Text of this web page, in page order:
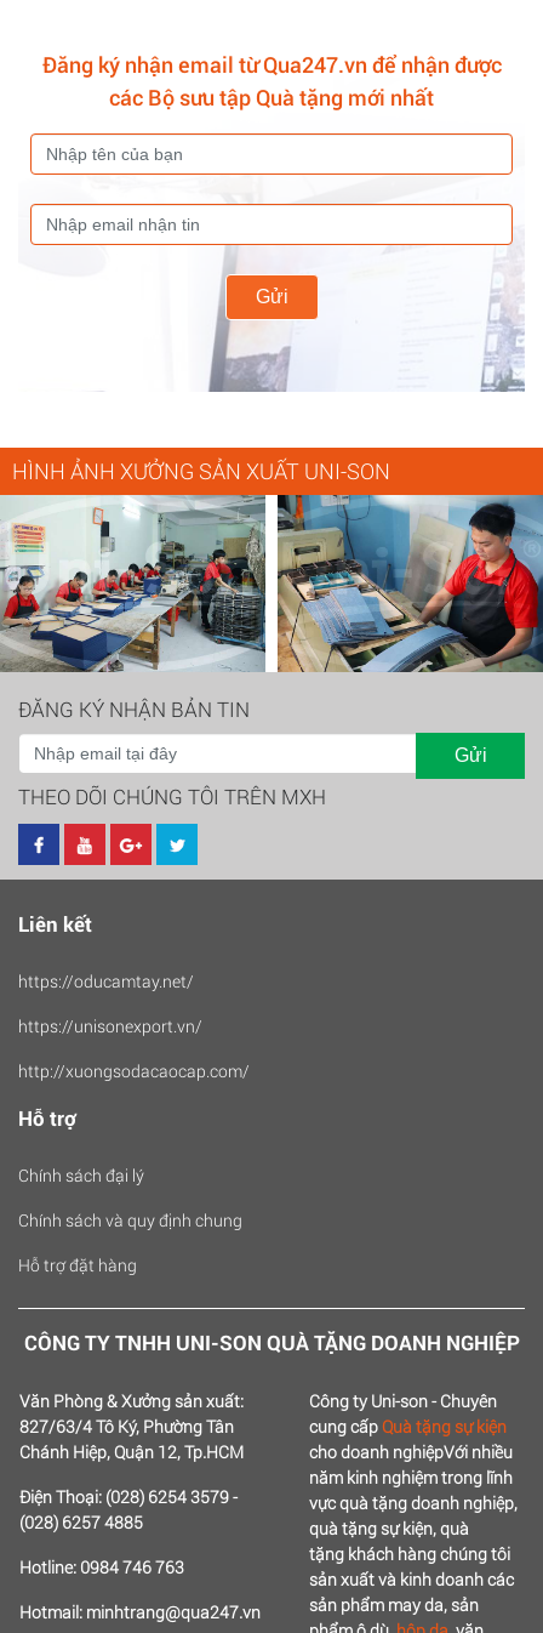
Đăng ký nhận email từ Qua247.vn để nhận được
các Bộ sưu tập Quà tặng mới nhất
Gửi
HÌNH ẢNH XƯỞNG SẢN XUẤT UNI-SON
ĐĂNG KÝ NHẬN BẢN TIN
Gửi
THEO DÕI CHÚNG TÔI TRÊN MXH
Liên kết
https://oducamtay.net/
https://unisonexport.vn/
http://xuongsodacaocap.com/
Hỗ trợ
Chính sách đại lý
Chính sách và quy định chung
Hỗ trợ đặt hàng
CÔNG TY TNHH UNI-SON QUÀ TẶNG DOANH NGHIỆP
Văn Phòng & Xưởng sản xuất:
827/63/4 Tô Ký, Phường Tân
Chánh Hiệp, Quận 12, Tp.HCM
Điện Thoại: (028) 6254 3579 -
(028) 6257 4885
Hotline: 0984 746 763
Hotmail: minhtrang@qua247.vn
Công ty Uni-son - Chuyên
cung cấp Quà tặng sự kiện
cho doanh nghiệpVới nhiều
năm kinh nghiệm trong lĩnh
vực quà tặng doanh nghiệp,
quà tặng sự kiện, quà
tặng khách hàng chúng tôi
sản xuất và kinh doanh các
sản phẩm may da, sản